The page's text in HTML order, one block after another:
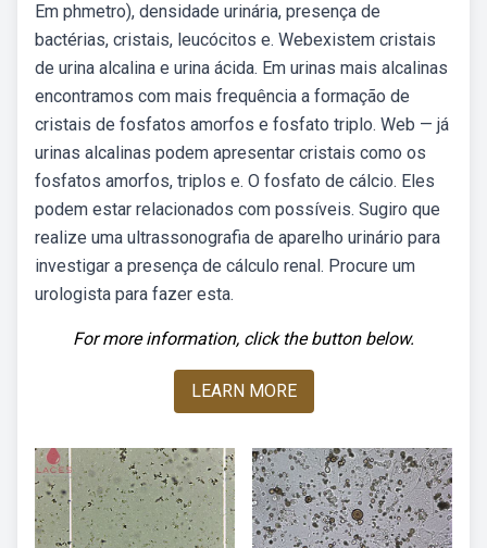
Em phmetro), densidade urinária, presença de
bactérias, cristais, leucócitos e. Webexistem cristais
de urina alcalina e urina ácida. Em urinas mais alcalinas
encontramos com mais frequência a formação de
cristais de fosfatos amorfos e fosfato triplo. Web — já
urinas alcalinas podem apresentar cristais como os
fosfatos amorfos, triplos e. O fosfato de cálcio. Eles
podem estar relacionados com possíveis. Sugiro que
realize uma ultrassonografia de aparelho urinário para
investigar a presença de cálculo renal. Procure um
urologista para fazer esta.
For more information, click the button below.
LEARN MORE